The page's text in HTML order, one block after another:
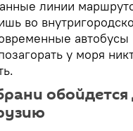
линии
во
автобусы
у моря